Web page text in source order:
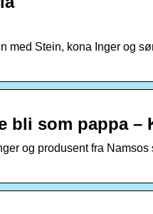
Stein, kona Inger og
bli som pappa –
og produsent fra